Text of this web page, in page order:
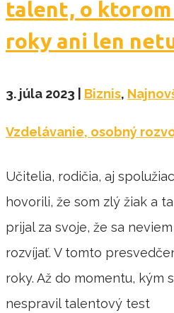
talent, o ktorom
roky ani len
3. júla 2023 Biznis,
Vzdelávanie, osobný
Učitelia, rodičia, aj
hovorili, že som zlý žiak a
prijal za svoje, že sa
rozvíjať. V tomto
roky. Až do momentu, kým
nespravil talentový test